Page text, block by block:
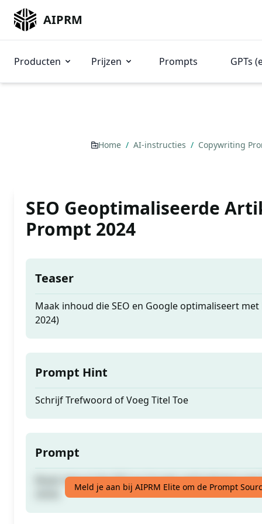
AIPRM
Producten Prijzen Prompts GPTs
Home / AI-instructies / Copywriting
SEO Geoptimaliseerde
Prompt 2024
Teaser
Maak inhoud die SEO en Google optimaliseert met
2024)
Prompt Hint
Schrijf Trefwoord of Voeg Titel Toe
Prompt
Maak inhoud die SEO en Google optimaliseert met
Meld je aan bij AIPRM Elite om de Prompt